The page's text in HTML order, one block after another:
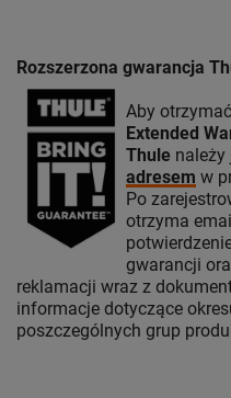
Rozszerzona gwarancja
Aby
Extended
Thule należy
adresem w
Po
otrzyma
gwarancji
reklamacji wraz z
informacje dotyczące
poszczególnych grup